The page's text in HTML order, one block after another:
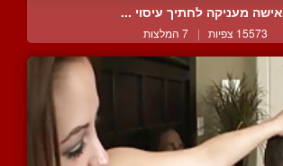
אישה מעניקה לחתיך עיסוי ...
15573 צפיות | 7 המלצות